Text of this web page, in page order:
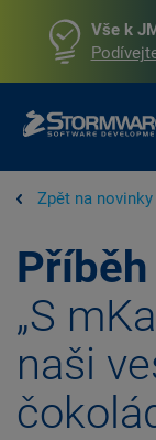
Vše k
Zpět na
„S
naši